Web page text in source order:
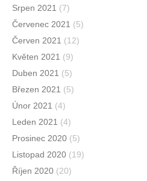
Srpen 2021 (7)
Červenec 2021 (5)
Červen 2021 (12)
Květen 2021 (9)
Duben 2021 (5)
Březen 2021 (5)
Únor 2021 (4)
Leden 2021 (4)
Prosinec 2020 (5)
Listopad 2020 (19)
Říjen 2020 (20)